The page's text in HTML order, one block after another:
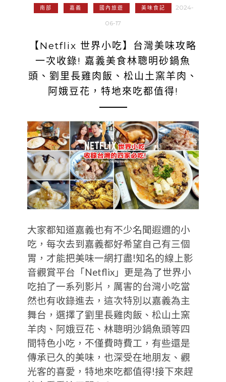
南部 嘉義 國內旅遊 美味食記 2024-
06-17
【Netflix 世界小吃】台灣美味攻略
一次收錄! 嘉義美食林聰明砂鍋魚
頭、劉里長雞肉飯、松山土窯羊肉、
阿娥豆花，特地來吃都值得!
大家都知道嘉義也有不少名聞遐邇的小
吃，每次去到嘉義都好希望自己有三個
胃，才能把美味一網打盡!知名的線上影
音觀賞平台「Netflix」更是為了世界小
吃拍了一系列影片，厲害的台灣小吃當
然也有收錄進去，這次特別以嘉義為主
舞台，選擇了劉里長雞肉飯、松山土窯
羊肉、阿娥豆花、林聰明沙鍋魚頭等四
間特色小吃，不僅費時費工，有些還是
傳承已久的美味，也深受在地朋友、觀
光客的喜愛，特地來吃都值得!接下來趕